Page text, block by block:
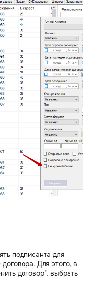
подписанта для
Для этого, в
договор”, выбрать